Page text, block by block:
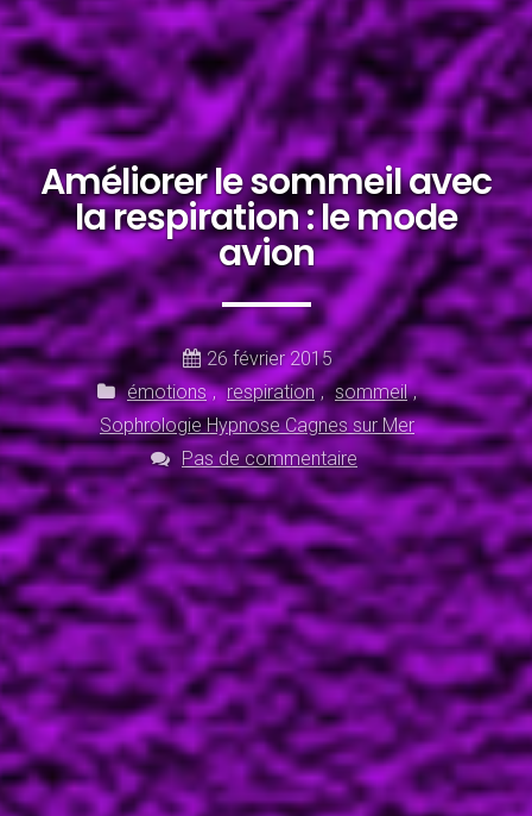
Améliorer le sommeil avec
la respiration : le mode
avion
26 février 2015
émotions , respiration , sommeil ,
Sophrologie Hypnose Cagnes sur Mer
Pas de commentaire